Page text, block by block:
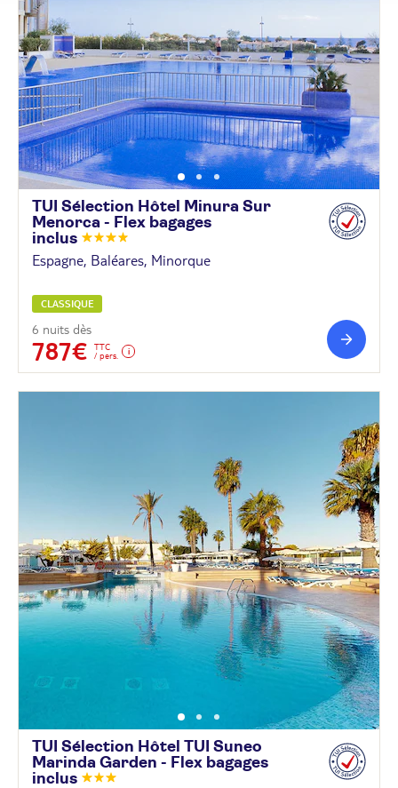
TUI Sélection Hôtel Minura Sur
Menorca - Flex bagages
inclus
Espagne, Baléares, Minorque
CLASSIQUE
6 nuits dès
787€
TTC
/ pers.
TUI Sélection Hôtel TUI Suneo
Marinda Garden - Flex bagages
inclus